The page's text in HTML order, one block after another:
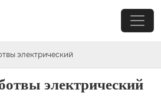
электрический
электрический